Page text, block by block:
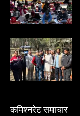
कमिश्नरेट समाचार